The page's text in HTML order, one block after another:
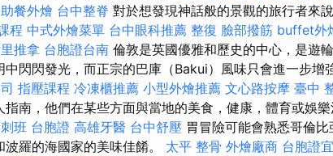
餐外燴 台中整脊 對於想發現神話般的景觀的旅行者來
程 中式外燴菜單 台中眼科推薦 整復 臉部撥筋 buffet外
推拿 台胞證台南 倫敦是英國優雅和歷史的中心，是遊
中閃閃發光，而正宗的巴庫（Bakui）風味只會進一步
指壓課程 冷凍櫃推薦 小型外燴推薦 文心路按摩 臺中
指南，他們在某些方面與當地的美食，健康，體育或娛
班 台胞證 高雄牙醫 台中舒壓 胃冒險可能會熟悉哥倫
羅的海國家的美味佳餚。 太平 整骨 外燴廠商 台胞證